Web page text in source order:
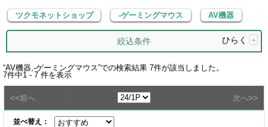
ツクモネットショップ -ゲーミングマウス AV機器
絞込条件 ひらく +
“AV機器,-ゲーミングマウス”での検索結果 7件が該当しました。
7件中1 - 7 件を表示
<<前へ 次へ>>
並べ替え：